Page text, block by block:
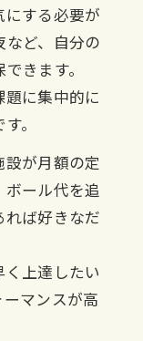
にする必要が
ど、自分の
きます。
に集中的に
。
が月額の定
ール代を追
ば好きなだ
上達したい
マンスが高